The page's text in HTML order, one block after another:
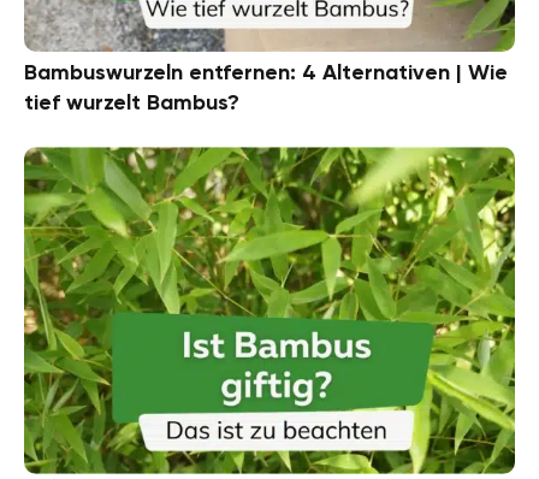
Bambuswurzeln entfernen: 4 Alternativen | Wie
tief wurzelt Bambus?